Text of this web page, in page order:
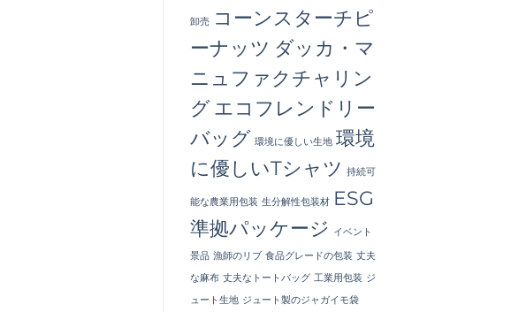
卸売 コーンスターチピ
ーナッツ ダッカ・マ
ニュファクチャリン
グ エコフレンドリー
バッグ 環境に優しい生地 環境
に優しいTシャツ 持続可
能な農業用包装 生分解性包装材 ESG
準拠パッケージ イベント
景品 漁師のリブ 食品グレードの包装 丈夫
な麻布 丈夫なトートバッグ 工業用包装 ジ
ュート生地 ジュート製のジャガイモ袋